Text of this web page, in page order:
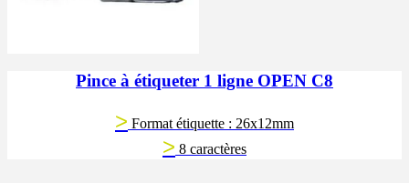
Pince à étiqueter 1 ligne OPEN C8
> Format étiquette : 26x12mm
> 8 caractères